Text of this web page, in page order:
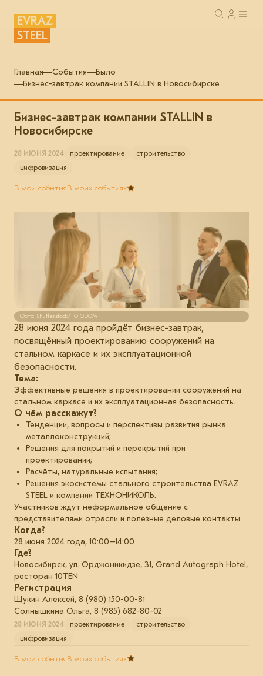
EVRAZ
STEEL
Главная События
Было
Бизнес-завтрак компании STALLIN в Новосибирске
Бизнес-завтрак компании STALLIN в
Новосибирске
28 ИЮНЯ 2024 проектирование
строительство
цифровизация
В мои событияВ моих событиях
Фото: Shutterstock/FOTODOM
28 июня 2024 года пройдёт бизнес-завтрак,
посвящённый проектированию сооружений на
стальном каркасе и их эксплуатационной
безопасности.
Тема:
Эффективные решения в проектировании сооружений на
стальном каркасе и их эксплуатационная безопасность.
О чём расскажут?
Тенденции, вопросы и перспективы развития рынка
металлоконструкций;
Решения для покрытий и перекрытий при
проектировании;
Расчёты, натуральные испытания;
Решения экосистемы стального строительства EVRAZ
STEEL и компании ТЕХНОНИКОЛЬ.
Участников ждут неформальное общение с
представителями отрасли и полезные деловые контакты.
Когда?
28 июня 2024 года, 10:00–14:00
Где?
Новосибирск, ул. Орджоникидзе, 31, Grand Autograph Hotel,
ресторан 10TEN
Регистрация
Щукин Алексей, 8 (980) 150-00-81
Солнышкина Ольга, 8 (985) 682-80-02
28 ИЮНЯ 2024 проектирование
строительство
цифровизация
В мои событияВ моих событиях